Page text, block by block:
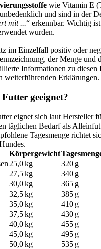
wie Vitamin E
und sind in der
mit ...“ erkennbar. Wichtig
wurden.
im Einzelfall positiv oder
der Menge und
Informationen zu diesen
weiterführenden Erklärungen.
geeignet?
eignet sich laut Hersteller
täglichen Bedarf als
Tagesmenge richtet
Körpergewicht
25,0 kg
320 g
27,5 kg
340 g
30,0 kg
365 g
32,5 kg
385 g
35,0 kg
410 g
37,5 kg
430 g
40,0 kg
455 g
45,0 kg
495 g
50,0 kg
535 g